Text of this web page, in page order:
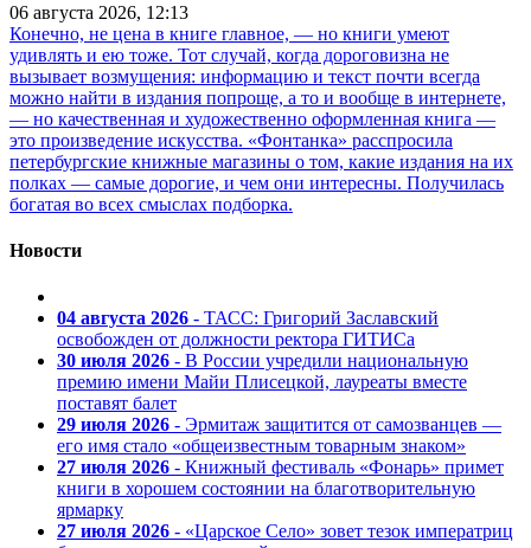
06 августа 2026, 12:13
Конечно, не цена в книге главное, — но книги умеют
удивлять и ею тоже. Тот случай, когда дороговизна не
вызывает возмущения: информацию и текст почти всегда
можно найти в издания попроще, а то и вообще в интернете,
— но качественная и художественно оформленная книга —
это произведение искусства. «Фонтанка» расспросила
петербургские книжные магазины о том, какие издания на их
полках — самые дорогие, и чем они интересны. Получилась
богатая во всех смыслах подборка.
Новости
04 августа 2026 - ТАСС: Григорий Заславский
освобожден от должности ректора ГИТИСа
30 июля 2026 - В России учредили национальную
премию имени Майи Плисецкой, лауреаты вместе
поставят балет
29 июля 2026 - Эрмитаж защитится от самозванцев —
его имя стало «общеизвестным товарным знаком»
27 июля 2026 - Книжный фестиваль «Фонарь» примет
книги в хорошем состоянии на благотворительную
ярмарку
27 июля 2026 - «Царское Село» зовет тезок императриц